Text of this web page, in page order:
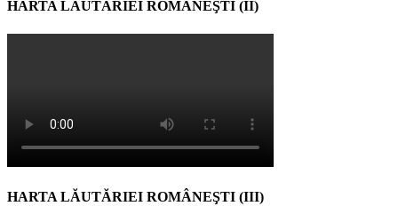
HARTA LĂUTĂRIEI ROMÂNEŞTI (II)
HARTA LĂUTĂRIEI ROMÂNEŞTI (III)